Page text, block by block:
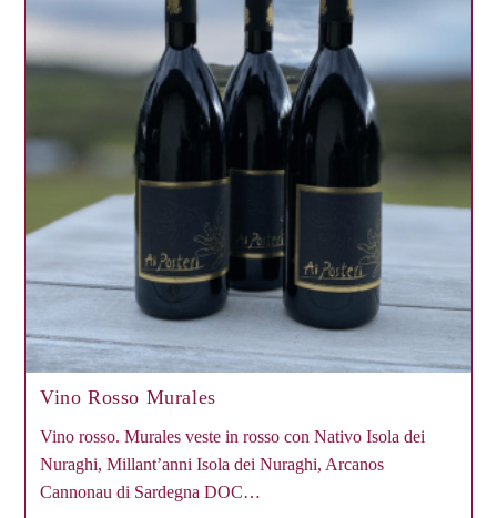
Vino Rosso Murales
Vino rosso. Murales veste in rosso con Nativo Isola dei
Nuraghi, Millant’anni Isola dei Nuraghi, Arcanos
Cannonau di Sardegna DOC…